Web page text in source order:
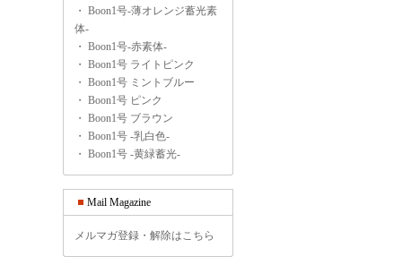
・ Boon1号-薄オレンジ蓄光素
体-
・ Boon1号-赤素体-
・ Boon1号 ライトピンク
・ Boon1号 ミントブルー
・ Boon1号 ピンク
・ Boon1号 ブラウン
・ Boon1号 -乳白色-
・ Boon1号 -黄緑蓄光-
Mail Magazine
メルマガ登録・解除はこちら